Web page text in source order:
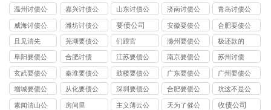
司
司
司
司
温州讨债公
司
嘉兴讨债公
司
山东讨债公
司
济南讨债公
司
青岛讨债公
司
威海讨债公
司
潍坊讨债公
司
要债公司
安徽要债公
司
合肥要债公
司
且见清先
芜湖要债公
司
们跟官
滁州要债公
司
极还款的
阜阳要债公
司
合肥讨债
江苏要债公
司
南京要债公
司
苏州讨债
玄武要债公
司
秦淮要债公
司
鼓楼要债公
司
广东要债公
司
广州要债公
司
增城要债公
司
从化要债公
司
深圳要债公
司
合肥要债公
司
坑这不是公
司
素闻清山公
房间里
主义薄云公
天为了催公
收债公司